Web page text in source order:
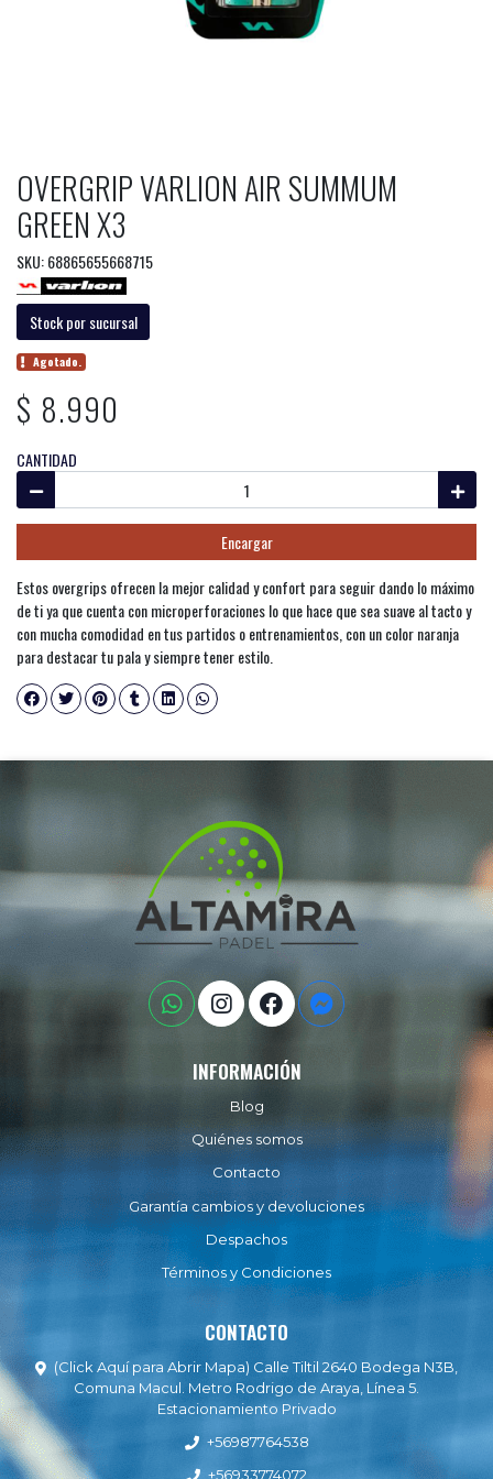
OVERGRIP VARLION AIR SUMMUM
GREEN X3
SKU: 68865655668715
Stock por sucursal
Agotado.
$ 8.990
CANTIDAD
Encargar
Estos overgrips ofrecen la mejor calidad y confort para seguir dando lo máximo
de ti ya que cuenta con microperforaciones lo que hace que sea suave al tacto y
con mucha comodidad en tus partidos o entrenamientos, con un color naranja
para destacar tu pala y siempre tener estilo.
INFORMACIÓN
Blog
Quiénes somos
Contacto
Garantía cambios y devoluciones
Despachos
Términos y Condiciones
CONTACTO
(Click Aquí para Abrir Mapa) Calle Tiltil 2640 Bodega N3B,
Comuna Macul. Metro Rodrigo de Araya, Línea 5.
Estacionamiento Privado
+56987764538